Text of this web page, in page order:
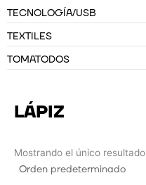
TECNOLOGÍA/USB
TEXTILES
TOMATODOS
LÁPIZ
Mostrando el único resultado